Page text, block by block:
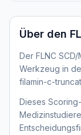
Über den
Der FLNC
Werkzeug in
filamin-c-
Dieses